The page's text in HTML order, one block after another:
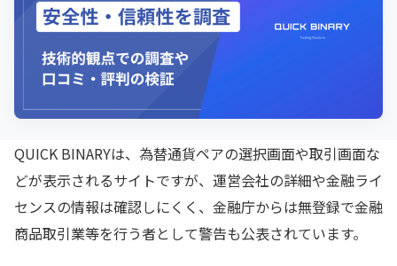
QUICK BINARYは、為替通貨ペアの選択画面や取引画面な
どが表示されるサイトですが、運営会社の詳細や金融ライ
センスの情報は確認しにくく、金融庁からは無登録で金融
商品取引業等を行う者として警告も公表されています。